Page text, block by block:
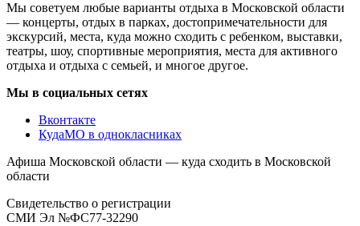
Мы советуем любые варианты отдыха в Московской области
— концерты, отдых в парках, достопримечательности для
экскурсий, места, куда можно сходить с ребенком, выставки,
театры, шоу, спортивные мероприятия, места для активного
отдыха и отдыха с семьей, и многое другое.
Мы в социальных сетях
Вконтакте
КудаМО в однокласниках
Афиша Московской области — куда сходить в Московской
области
Свидетельство о регистрации
СМИ Эл №ФС77-32290